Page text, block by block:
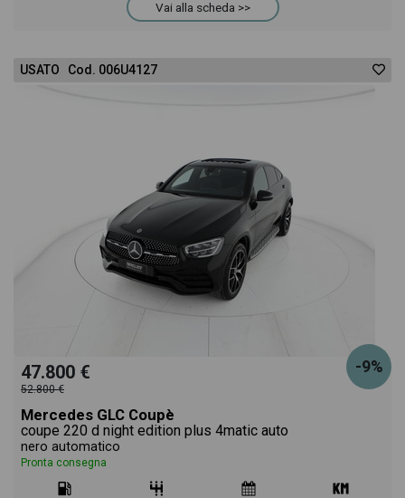
acquistarlo online! All'interno della pagina Mercedes
CLS Coupè 350 d 4Matic Auto Premium troverai
Vai alla scheda >>
USATO Cod. 006U4127
-9%
47.800 €
52.800 €
Mercedes GLC Coupè
coupe 220 d night edition plus 4matic auto
nero automatico
Pronta consegna